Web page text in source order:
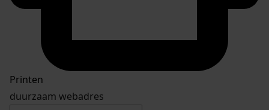
Printen
duurzaam webadres